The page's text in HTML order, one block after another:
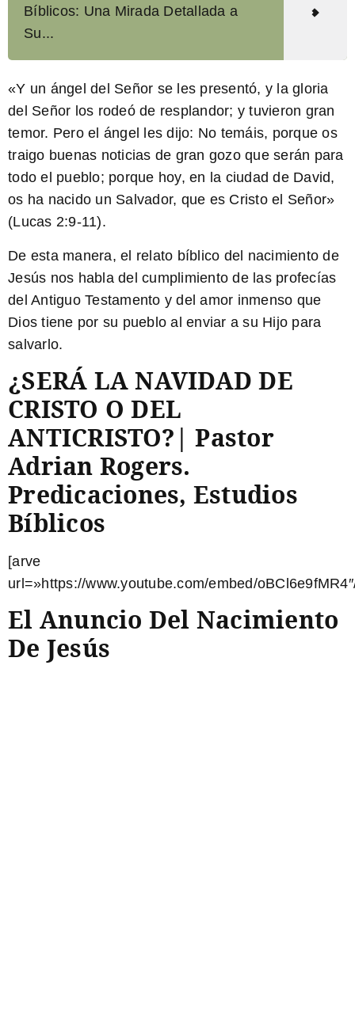
Bíblicos: Una Mirada Detallada a
Su...
«Y un ángel del Señor se les presentó, y la gloria
del Señor los rodeó de resplandor; y tuvieron gran
temor. Pero el ángel les dijo: No temáis, porque os
traigo buenas noticias de gran gozo que serán para
todo el pueblo; porque hoy, en la ciudad de David,
os ha nacido un Salvador, que es Cristo el Señor»
(Lucas 2:9-11).
De esta manera, el relato bíblico del nacimiento de
Jesús nos habla del cumplimiento de las profecías
del Antiguo Testamento y del amor inmenso que
Dios tiene por su pueblo al enviar a su Hijo para
salvarlo.
¿SERÁ LA NAVIDAD DE
CRISTO O DEL
ANTICRISTO?| Pastor
Adrian Rogers.
Predicaciones, Estudios
Bíblicos
[arve
url=»https://www.youtube.com/embed/
El Anuncio Del Nacimiento
De Jesús